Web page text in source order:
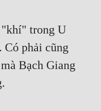
phải cũng
Bạch Giang